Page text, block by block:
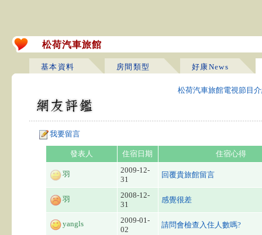
松荷汽車旅館
基本資料 房間類型 好康News
松荷汽車旅館電視節目
我要留言
發表人 住宿日期 住宿心得
羽
2009-12-
31
回覆貴旅館留言
羽
2008-12-
31
感覺很差
yangls
2009-01-
02
請問會檢查入住人數嗎?